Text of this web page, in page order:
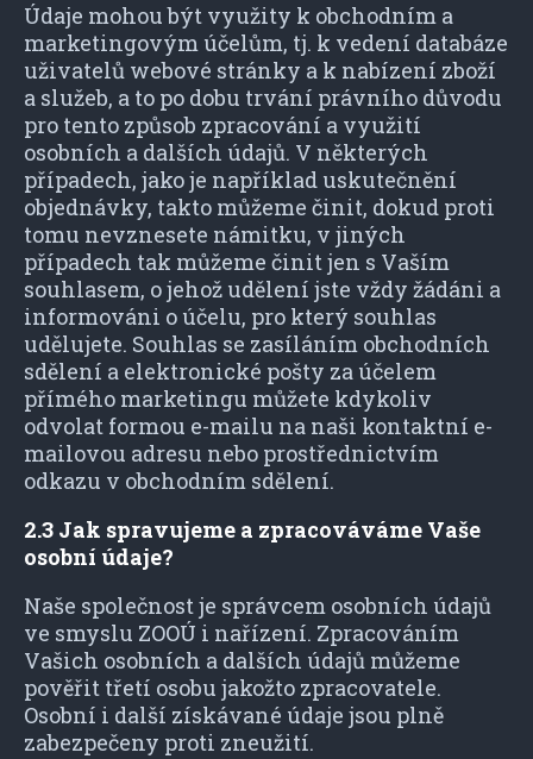
Údaje mohou být využity k obchodním a
marketingovým účelům, tj. k vedení databáze
uživatelů webové stránky a k nabízení zboží
a služeb, a to po dobu trvání právního důvodu
pro tento způsob zpracování a využití
osobních a dalších údajů. V některých
případech, jako je například uskutečnění
objednávky, takto můžeme činit, dokud proti
tomu nevznesete námitku, v jiných
případech tak můžeme činit jen s Vaším
souhlasem, o jehož udělení jste vždy žádáni a
informováni o účelu, pro který souhlas
udělujete. Souhlas se zasíláním obchodních
sdělení a elektronické pošty za účelem
přímého marketingu můžete kdykoliv
odvolat formou e-mailu na naši kontaktní e-
mailovou adresu nebo prostřednictvím
odkazu v obchodním sdělení.
2.3 Jak spravujeme a zpracováváme Vaše
osobní údaje?
Naše společnost je správcem osobních údajů
ve smyslu ZOOÚ i nařízení. Zpracováním
Vašich osobních a dalších údajů můžeme
pověřit třetí osobu jakožto zpracovatele.
Osobní i další získávané údaje jsou plně
zabezpečeny proti zneužití.